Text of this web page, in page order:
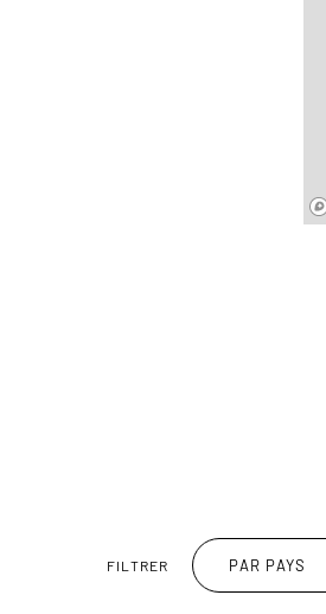
FILTRER PAR PAYS